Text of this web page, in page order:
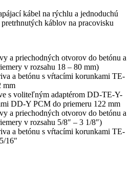
kábel na rýchlu a jednoduchú
káblov na pracovisku
a priechodných otvorov do betónu a
v rozsahu 18 – 80 mm)
a betónu s vŕtacími korunkami TE-
mm
s voliteľným adaptérom DD-TE-Y-
DD-Y PCM do priemeru 122 mm
a priechodných otvorov do betónu a
v rozsahu 5/8″ – 3 1/8″)
a betónu s vŕtacími korunkami TE-
16″